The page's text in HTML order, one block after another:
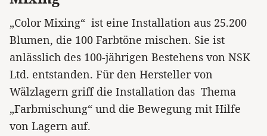
„Color Mixing“ ist eine Installation aus 25.200
Blumen, die 100 Farbtöne mischen. Sie ist
anlässlich des 100-jährigen Bestehens von NSK
Ltd. entstanden. Für den Hersteller von
Wälzlagern griff die Installation das Thema
„Farbmischung“ und die Bewegung mit Hilfe
von Lagern auf.